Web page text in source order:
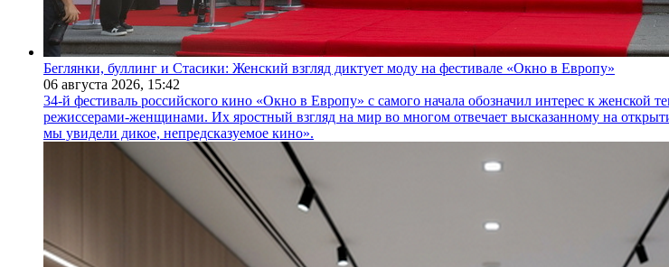
Беглянки, буллинг и Стасики: Женский взгляд диктует моду на фестивале «Окно в Европу»
06 августа 2026, 15:42
34-й фестиваль российского кино «Окно в Европу» с самого начала обозначил интерес к
режиссерами-женщинами. Их яростный взгляд на мир во многом отвечает высказанному на
мы увидели дикое, непредсказуемое кино».